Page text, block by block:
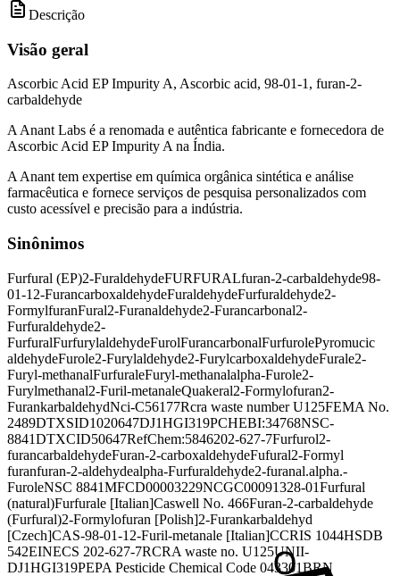
Descrição
Visão geral
Ascorbic Acid EP Impurity A, Ascorbic acid, 98-01-1, furan-2-
carbaldehyde
A Anant Labs é a renomada e autêntica fabricante e fornecedora de
Ascorbic Acid EP Impurity A na Índia.
A Anant tem expertise em química orgânica sintética e análise
farmacêutica e fornece serviços de pesquisa personalizados com
custo acessível e precisão para a indústria.
Sinônimos
Furfural (EP)2-FuraldehydeFURFURALfuran-2-carbaldehyde98-
01-1 2-FurancarboxaldehydeFuraldehydeFurfuraldehyde2-
FormylfuranFural2-Furanaldehyde2-Furancarbonal2-
Furfuraldehyde2-
FurfuralFurfurylaldehydeFurolFurancarbonalFurfurolePyromucic
aldehydeFurole2-Furylaldehyde2-FurylcarboxaldehydeFurale2-
Furyl-methanalFurfuraleFuryl-methanalalpha-Furole2-
Furylmethanal2-Furil-metanaleQuakeral2-Formylofuran2-
FurankarbaldehydNci-C56177Rcra waste number U125FEMA No.
2489DTXSID1020647DJ1HGI319PCHEBI:34768NSC-
8841DTXCID50647RefChem:5846202-627-7Furfurol2-
furancarbaldehydeFuran-2-carboxaldehydeFufural2-Formyl
furanfuran-2-aldehydealpha-Furfuraldehyde2-furanal.alpha.-
FuroleNSC 8841MFCD00003229NCGC00091328-01Furfural
(natural)Furfurale [Italian]Caswell No. 466Furan-2-carbaldehyde
(Furfural)2-Formylofuran [Polish]2-Furankarbaldehyd
[Czech]CAS-98-01-1 2-Furil-metanale [Italian]CCRIS 1044HSDB
542EINECS 202-627-7RCRA waste no. U125UNII-
DJ1HGI319PEPA Pesticide Chemical Code 043301BRN